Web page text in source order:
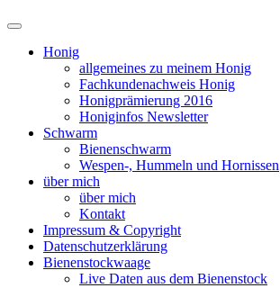
Suchfeld
ein-/ausblenden
Honig
allgemeines zu meinem Honig
Fachkundenachweis Honig
Honigprämierung 2016
Honiginfos Newsletter
Schwarm
Bienenschwarm
Wespen-, Hummeln und Hornissen
über mich
über mich
Kontakt
Impressum & Copyright
Datenschutzerklärung
Bienenstockwaage
Live Daten aus dem Bienenstock